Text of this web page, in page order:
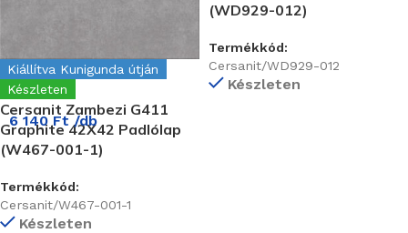
Kiállítva Kunigunda útján
Készleten
Cersanit Zambezi G411
Graphite 42X42 Padlólap
(W467-001-1)
Termékkód:
Cersanit/W467-001-1
Készleten
(WD929-012)
Termékkód:
Cersanit/WD929-012
Készleten
6 140Ft /db